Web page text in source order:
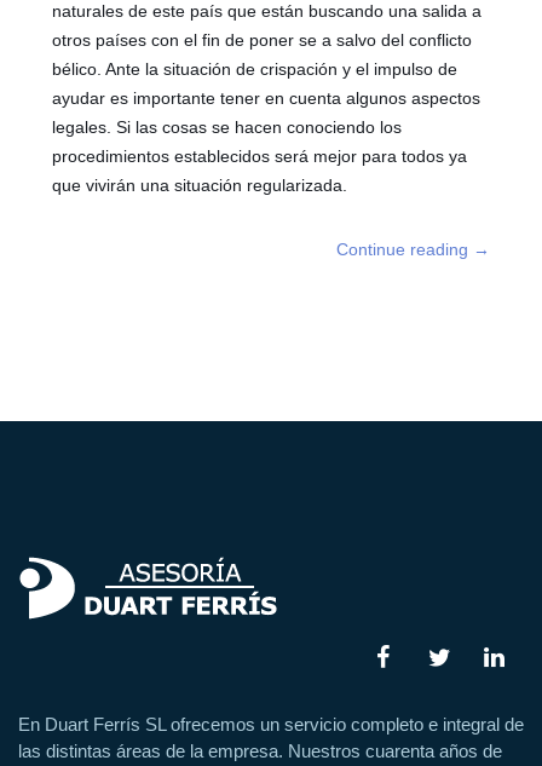
naturales de este país que están buscando una salida a
otros países con el fin de poner se a salvo del conflicto
bélico. Ante la situación de crispación y el impulso de
ayudar es importante tener en cuenta algunos aspectos
legales. Si las cosas se hacen conociendo los
procedimientos establecidos será mejor para todos ya
que vivirán una situación regularizada.
Continue reading →
En Duart Ferrís SL ofrecemos un servicio completo e integral de
las distintas áreas de la empresa. Nuestros cuarenta años de